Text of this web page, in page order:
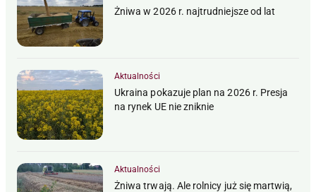
Żniwa w 2026 r. najtrudniejsze od lat
Aktualności
Ukraina pokazuje plan na 2026 r. Presja
na rynek UE nie zniknie
Aktualności
Żniwa trwają. Ale rolnicy już się martwią,